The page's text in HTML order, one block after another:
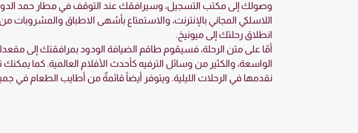
وصولك إلى مكتب التسجيل، وسيرافقك عند التوقف في مطار حمد
اللاسلكي المجاني بالإنترنت، والاستمتاع بأشهى الاطباق
انطلاق رحلتك إلى ميونيخ.
أمّا على متن الرحلة، فسيقوم طاقم الضيافة الودود بمرافقتك إلى
الواسعة، والكثير من وسائل الترفيه كأحدث الأفلام العالمية. كما
نقدمها في الرحلات الليلية. ويتوفر أيضاً قائمةٌ من أطايب الطعام في